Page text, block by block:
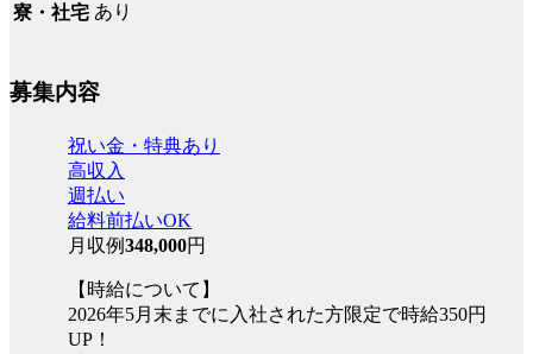
寮・社宅 あり
募集内容
祝い金・特典あり
高収入
週払い
給料前払いOK
月収例348,000円
【時給について】
2026年5月末までに入社された方限定で時給350円
UP！